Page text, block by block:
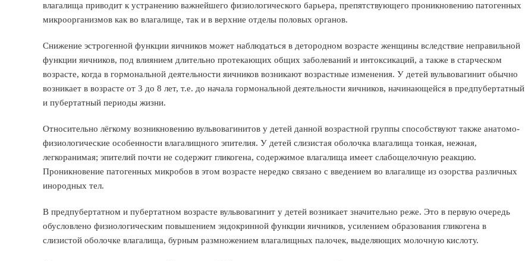
влагалища приводит к устранению важнейшего физиологического барьера, препятствующего проникновению патогенных
микроорганизмов как во влагалище, так и в верхние отделы половых органов.
Снижение эстрогенной функции яичников может наблюдаться в детородном возрасте женщины вследствие неправильной
функции яичников, под влиянием длительно протекающих общих заболеваний и интоксикаций, а также в старческом
возрасте, когда в гормональной деятельности яичников возникают возрастные изменения. У детей вульвовагинит обычно
возникает в возрасте от 3 до 8 лет, т.е. до начала гормональной деятельности яичников, начинающейся в предпубертатный
и пубертатный периоды жизни.
Относительно лёгкому возникновению вульвовагинитов у детей данной возрастной группы способствуют также анатомо-
физиологические особенности влагалищного эпителия. У детей слизистая оболочка влагалища тонкая, нежная,
легкоранимая; эпителий почти не содержит гликогена, содержимое влагалища имеет слабощелочную реакцию.
Проникновение патогенных микробов в этом возрасте нередко связано с введением во влагалище из озорства различных
инородных тел.
В предпубертатном и пубертатном возрасте вульвовагинит у детей возникает значительно реже. Это в первую очередь
обусловлено физиологическим повышением эндокринной функции яичников, усилением образования гликогена в
слизистой оболочке влагалища, бурным размножением влагалищных палочек, выделяющих молочную кислоту.